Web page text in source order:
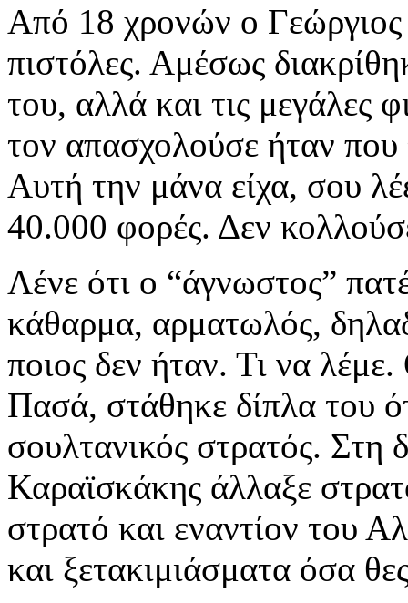
Από 18 χρονών ο
πιστόλες. Αμέσως
του, αλλά και τις μεγάλες
τον απασχολούσε ήταν
Αυτή την μάνα είχα, σου
40.000 φορές. Δεν
Λένε ότι ο “άγνωστος”
κάθαρμα, αρματωλός,
ποιος δεν ήταν. Τι να
Πασά, στάθηκε δίπλα του
σουλτανικός στρατός. Στη
Καραϊσκάκης άλλαξε
στρατό και εναντίον του
και ξετακιμιάσματα όσα